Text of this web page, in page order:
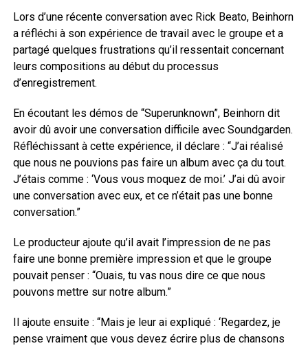
Lors d’une récente conversation avec Rick Beato, Beinhorn
a réfléchi à son expérience de travail avec le groupe et a
partagé quelques frustrations qu’il ressentait concernant
leurs compositions au début du processus
d’enregistrement.
En écoutant les démos de “Superunknown”, Beinhorn dit
avoir dû avoir une conversation difficile avec Soundgarden.
Réfléchissant à cette expérience, il déclare : “J’ai réalisé
que nous ne pouvions pas faire un album avec ça du tout.
J’étais comme : ‘Vous vous moquez de moi.’ J’ai dû avoir
une conversation avec eux, et ce n’était pas une bonne
conversation.”
Le producteur ajoute qu’il avait l’impression de ne pas
faire une bonne première impression et que le groupe
pouvait penser : “Ouais, tu vas nous dire ce que nous
pouvons mettre sur notre album.”
Il ajoute ensuite : “Mais je leur ai expliqué : ‘Regardez, je
pense vraiment que vous devez écrire plus de chansons